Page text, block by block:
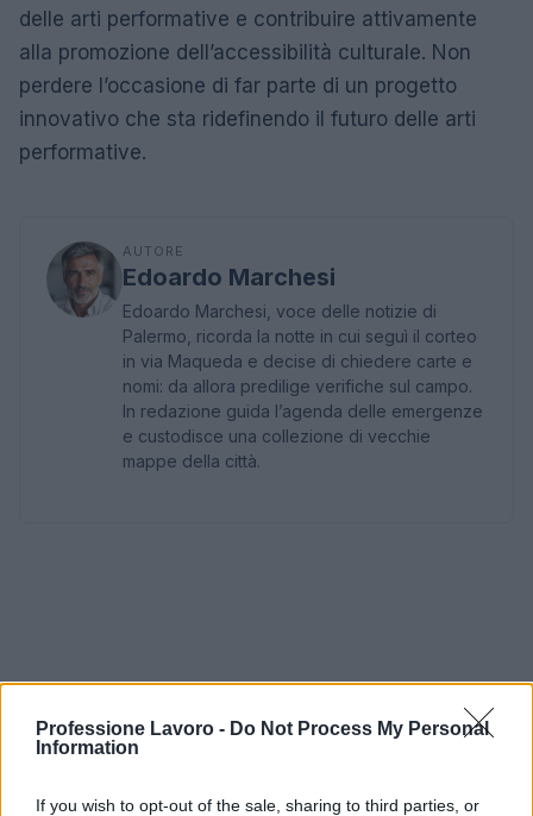
Professione Lavoro - Do Not Process My Personal
Information
If you wish to opt-out of the sale, sharing to third parties, or
delle arti performative e contribuire attivamente
alla promozione dell’accessibilità culturale. Non
perdere l’occasione di far parte di un progetto
innovativo che sta ridefinendo il futuro delle arti
performative.
AUTORE
Edoardo Marchesi
Edoardo Marchesi, voce delle notizie di
Palermo, ricorda la notte in cui seguì il corteo
in via Maqueda e decise di chiedere carte e
nomi: da allora predilige verifiche sul campo.
In redazione guida l’agenda delle emergenze
e custodisce una collezione di vecchie
mappe della città.